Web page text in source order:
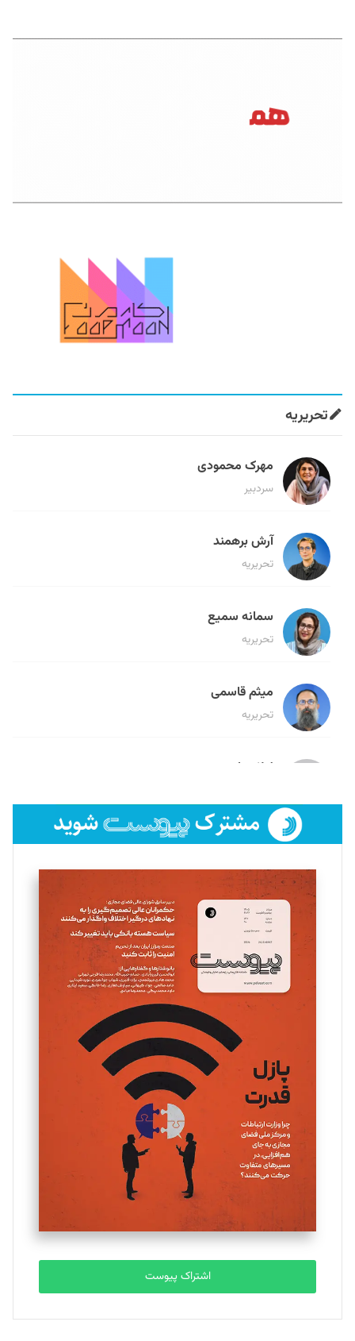
تحریریه
مهرک محمودی
سردبیر
آرش برهمند
تحریریه
سمانه سمیع
تحریریه
میثم قاسمی
تحریریه
لیلا حنارود
فائزه فتحی رستمی
تحریریه
سروش کرمیان
تحریریه
مینا پاکدل
یسنا امان‌پور
تحریریه
ملینا جعفری
تحریریه
مصطفی مسجدی آرانی
تحریریه
بابک نقاش
تحریریه
اشتراک پیوست